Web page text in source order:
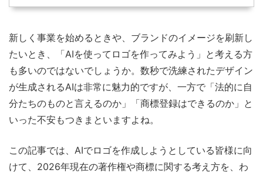
新しく事業を始めるときや、ブランドのイメージを刷新し
たいとき、「AIを使ってロゴを作ってみよう」と考える方
も多いのではないでしょうか。数秒で洗練されたデザイン
が生成されるAIは非常に魅力的ですが、一方で「法的に自
分たちのものと言えるのか」「商標登録はできるのか」と
いった不安もつきまといますよね。
この記事では、AIでロゴを作成しようとしている皆様に向
けて、2026年現在の著作権や商標に関する考え方を、わ